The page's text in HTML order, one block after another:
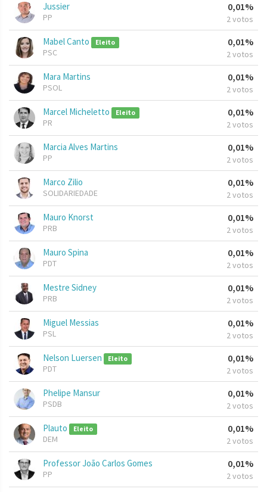
Jussier
PP
0,01%
2 votos
Mabel Canto Eleito
PSC
0,01%
2 votos
Mara Martins
PSOL
0,01%
2 votos
Marcel Micheletto Eleito
PR
0,01%
2 votos
Marcia Alves Martins
PP
0,01%
2 votos
Marco Zilio
SOLIDARIEDADE
0,01%
2 votos
Mauro Knorst
PRB
0,01%
2 votos
Mauro Spina
PDT
0,01%
2 votos
Mestre Sidney
PRB
0,01%
2 votos
Miguel Messias
PSL
0,01%
2 votos
Nelson Luersen Eleito
PDT
0,01%
2 votos
Phelipe Mansur
PSDB
0,01%
2 votos
Plauto Eleito
DEM
0,01%
2 votos
Professor João Carlos Gomes
PP
0,01%
2 votos